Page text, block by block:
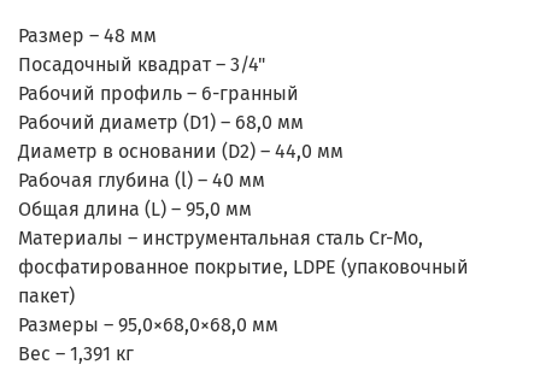
Размер – 48 мм
Посадочный квадрат – 3/4"
Рабочий профиль – 6-гранный
Рабочий диаметр (D1) – 68,0 мм
Диаметр в основании (D2) – 44,0 мм
Рабочая глубина (l) – 40 мм
Общая длина (L) – 95,0 мм
Материалы – инструментальная сталь Cr-Mo,
фосфатированное покрытие, LDPE (упаковочный
пакет)
Размеры – 95,0×68,0×68,0 мм
Вес – 1,391 кг